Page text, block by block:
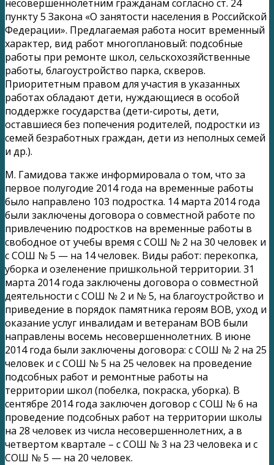
несовершеннолетним гражданам согласно ст. 24
пункту 5 Закона «О занятости населения в Российской
Федерации». Предлагаемая работа носит временный
характер, вид работ многоплановый: подсобные
работы при ремонте школ, сельскохозяйственные
работы, благоустройство парка, скверов.
Приоритетным правом для участия в указанных
работах обладают дети, нуждающиеся в особой
поддержке государства (дети-сироты, дети,
оставшиеся без попечения родителей, подростки из
семей безработных граждан, дети из неполных семей
и др.).
М. Гамидова также информировала о том, что за
первое полугодие 2014 года на временные работы
было направлено 103 подростка. 14 марта 2014 года
были заключены договора о совместной работе по
привлечению подростков на временные работы в
свободное от учебы время с СОШ № 2 на 30 человек и
с СОШ № 5 — на 14 человек. Виды работ: перекопка,
уборка и озеленение пришкольной территории. 31
марта 2014 года заключены договора о совместной
деятельности с СОШ № 2 и № 5, на благоустройство и
приведение в порядок памятника героям ВОВ, уход и
оказание услуг инвалидам и ветеранам ВОВ были
направлены восемь несовершеннолетних. В июне
2014 года были заключены договора: с СОШ № 2 на 25
человек и с СОШ № 5 на 25 человек на проведение
подсобных работ и ремонтные работы на
территории школ (побелка, покраска, уборка). В
сентябре 2014 года заключен договор с СОШ № 6 на
проведение подсобных работ на территории школы
на 28 человек из числа несовершеннолетних, а в
четвертом квартале – с СОШ № 3 на 23 человека и с
СОШ № 5 — на 20 человек.